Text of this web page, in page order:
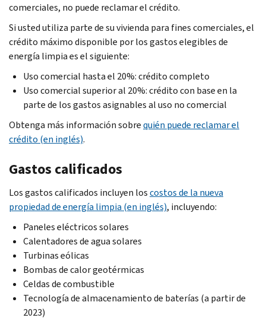
comerciales, no puede reclamar el crédito.
Si usted utiliza parte de su vivienda para fines comerciales, el
crédito máximo disponible por los gastos elegibles de
energía limpia es el siguiente:
Uso comercial hasta el 20%: crédito completo
Uso comercial superior al 20%: crédito con base en la
parte de los gastos asignables al uso no comercial
Obtenga más información sobrequién puede reclamar el
crédito (en inglés).
Gastos calificados
Los gastos calificados incluyen loscostos de la nueva
propiedad de energía limpia (en inglés), incluyendo:
Paneles eléctricos solares
Calentadores de agua solares
Turbinas eólicas
Bombas de calor geotérmicas
Celdas de combustible
Tecnología de almacenamiento de baterías (a partir de
2023)